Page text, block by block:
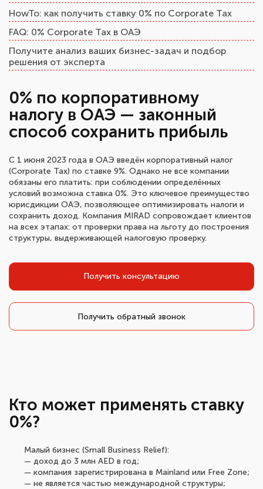
0% по корпоративному
налогу в ОАЭ — законный
способ сохранить прибыль
С 1 июня 2023 года в ОАЭ введён корпоративный налог
(Corporate Tax) по ставке 9%. Однако не все компании
обязаны его платить: при соблюдении определённых
условий возможна ставка 0%. Это ключевое преимущество
юрисдикции ОАЭ, позволяющее оптимизировать налоги и
сохранить доход. Компания MIRAD сопровождает клиентов
на всех этапах: от проверки права на льготу до построения
структуры, выдерживающей налоговую проверку.
Получить консультацию
Получить обратный звонок
Кто может применять ставку
0%?
Малый бизнес (Small Business Relief):
— доход до 3 млн AED в год;
— компания зарегистрирована в Mainland или Free Zone;
— не является частью международной структуры;
HowTo: как получить ставку 0% по Corporate Tax
FAQ: 0% Corporate Tax в ОАЭ
Получите анализ ваших бизнес-задач и подбор
решения от эксперта